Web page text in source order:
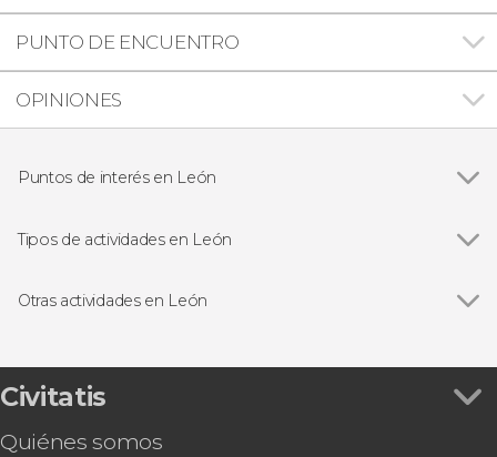
PUNTO DE ENCUENTRO
OPINIONES
Puntos de interés en León
Tipos de actividades en León
Otras actividades en León
Visita al Museo de San Isidoro de León
Excursión a Las Médulas y Ponferrada
Entrada a la Casa Botines
Civitatis
Quiénes somos